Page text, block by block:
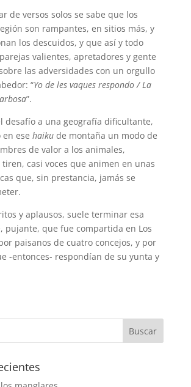
de versos solos se sabe que los
son rampantes, en sitios más, y
los descuidos, y que así y todo
valientes, apretadores y gente
las adversidades con un orgullo
“Yo de les vaques respondo / La
”.
desafío a una geografía dificultante,
ese haikude montaña un modo de
de valor a los animales,
casi voces que animen en unas
que, sin prestancia, jamás se
y aplausos, suele terminar esa
pujante, que fue compartida en Los
paisanos de cuatro concejos, y por
-entonces- respondían de su yunta y